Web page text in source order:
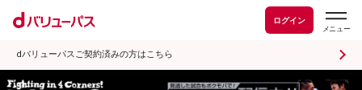
ログイン
dバリューパスご契約済みの方はこちら